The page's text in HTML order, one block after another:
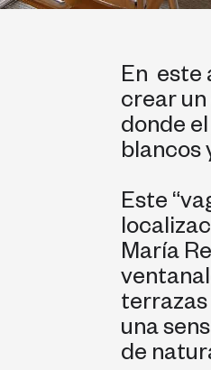
En este
crear
donde
blancos
Este
María
una
de